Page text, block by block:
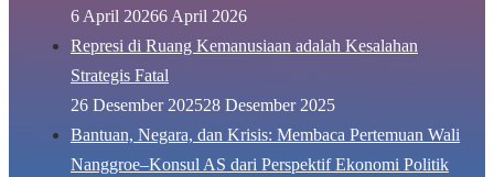
6 April 20266 April 2026
Represi di Ruang Kemanusiaan adalah Kesalahan
Strategis Fatal
26 Desember 202528 Desember 2025
Bantuan, Negara, dan Krisis: Membaca Pertemuan Wali
Nanggroe–Konsul AS dari Perspektif Ekonomi Politik